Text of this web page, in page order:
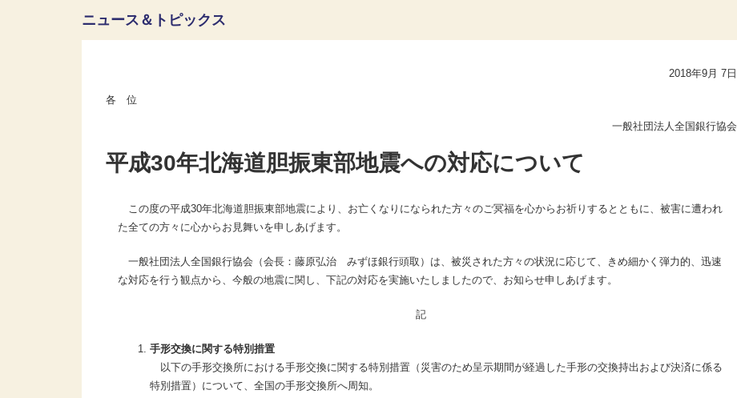
ニュース＆トピックス
2018年9月 7日
各 位
一般社団法人全国銀行協会
平成30年北海道胆振東部地震への対応について
この度の平成30年北海道胆振東部地震により、お亡くなりになられた方々のご冥福を心からお祈りするとともに、被害に遭われ
た全ての方々に心からお見舞いを申しあげます。
一般社団法人全国銀行協会（会長：藤原弘治 みずほ銀行頭取）は、被災された方々の状況に応じて、きめ細かく弾力的、迅速
な対応を行う観点から、今般の地震に関し、下記の対応を実施いたしましたので、お知らせ申しあげます。
記
手形交換に関する特別措置
以下の手形交換所における手形交換に関する特別措置（災害のため呈示期間が経過した手形の交換持出および決済に係る
特別措置）について、全国の手形交換所へ周知。